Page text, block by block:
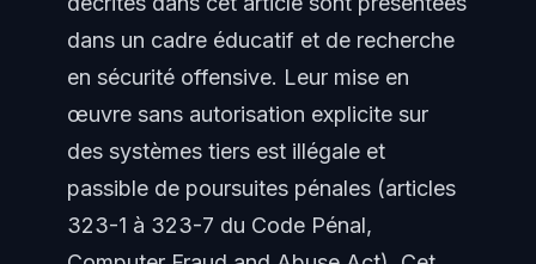
dans un cadre éducatif et de recherche
en sécurité offensive. Leur mise en
œuvre sans autorisation explicite sur
des systèmes tiers est illégale et
passible de poursuites pénales (articles
323-1 à 323-7 du Code Pénal,